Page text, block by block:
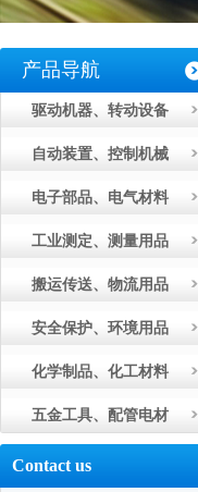
产品导航
驱动机器、转动设备
自动装置、控制机械
电子部品、电气材料
工业测定、测量用品
搬运传送、物流用品
安全保护、环境用品
化学制品、化工材料
五金工具、配管电材
Contact us